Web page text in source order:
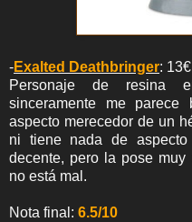
-Exalted Deathbringer: 13€
Personaje de resina
sinceramente me parece
aspecto merecedor de un
ni tiene nada de aspecto
decente, pero la pose
no está mal.
Nota final: 6.5/10